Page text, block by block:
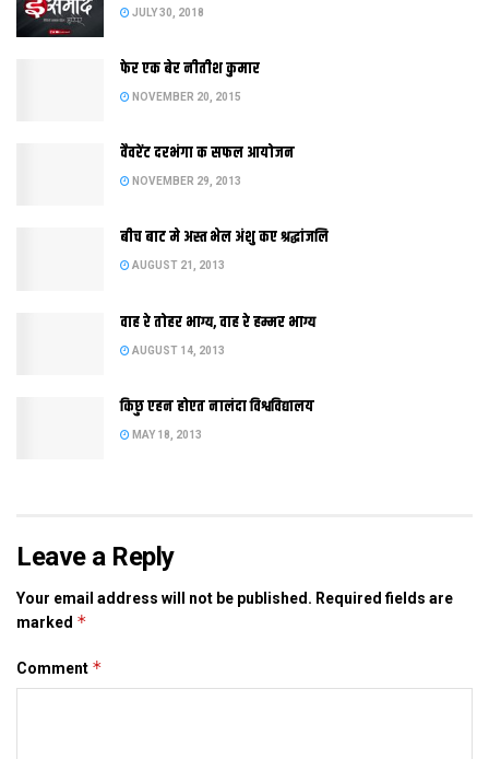
एहि मेलाक उद्घाटन नहि केलाह, मुदा विदेशी पर्यटकक रिकार्ड भागीदारी आ
पशु क संख्या कए देखि आयोजन समिति गदगद अछि।
JULY 30, 2018
फेर एक बेर नीतीश कुमार
NOVEMBER 20, 2015
वैवरेंट दरभंगा क सफल आयोजन
NOVEMBER 29, 2013
बीच बाट मे अस्त भेल अंशु कए श्रद्धांजलि
AUGUST 21, 2013
वाह रे तोहर भाग्य, वाह रे हम्मर भाग्य
AUGUST 14, 2013
किछु एहन होएत नालंदा विश्वविद्यालय
MAY 18, 2013
Leave a Reply
Your email address will not be published. Required fields are
marked *
Comment *